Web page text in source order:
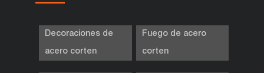
Decoraciones de
acero corten
Fuego de acero
corten